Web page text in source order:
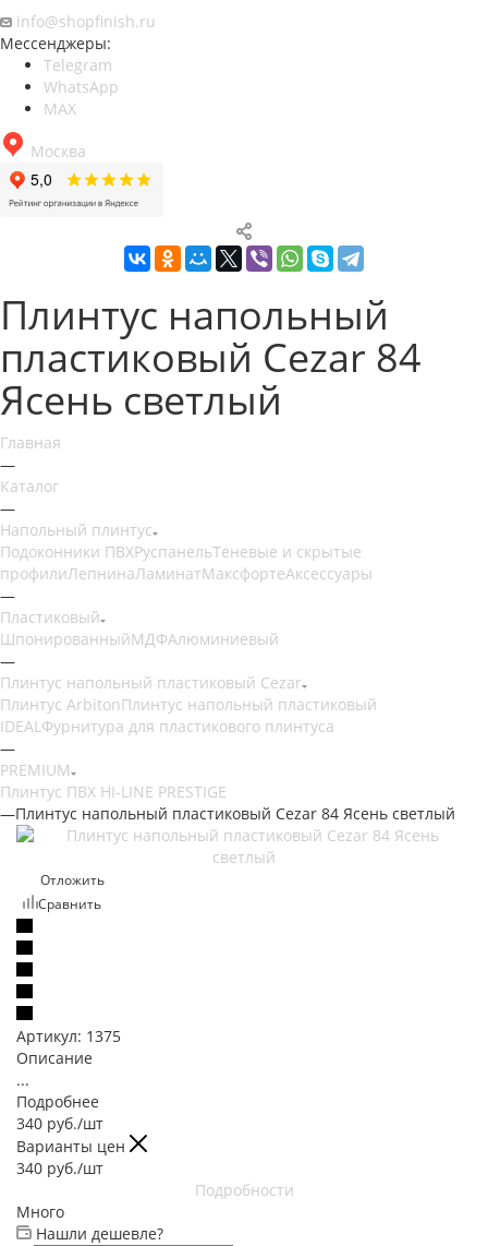
info@shopfinish.ru
Мессенджеры:
Telegram
WhatsApp
MAX
Москва
Плинтус напольный
пластиковый Cezar 84
Ясень светлый
Главная
—
Каталог
—
Напольный плинтус
Подоконники ПВХРуспанельТеневые и скрытые
профилиЛепнинаЛаминатМаксфортеАксессуары
—
Пластиковый
ШпонированныйМДФАлюминиевый
—
Плинтус напольный пластиковый Cezar
Плинтус ArbitonПлинтус напольный пластиковый
IDEALФурнитура для пластикового плинтуса
—
PREMIUM
Плинтус ПВХ HI-LINE PRESTIGE
—Плинтус напольный пластиковый Cezar 84 Ясень светлый
Отложить
Сравнить
Артикул: 1375
Описание
...
Подробнее
340 руб./шт
Варианты цен
340 руб./шт
Подробности
Много
Нашли дешевле?